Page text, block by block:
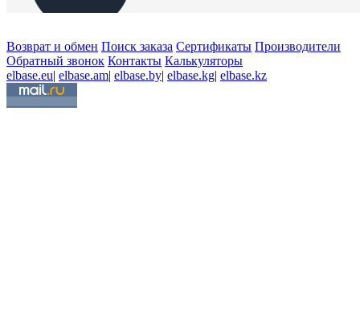
Возврат и обмен Поиск заказа Сертификаты Производители
Обратный звонок Контакты Калькуляторы
elbase.eu| elbase.am| elbase.by| elbase.kg| elbase.kz